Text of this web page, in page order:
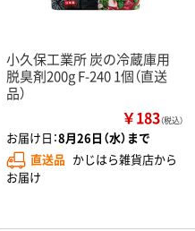
小久保工業所 炭の冷蔵庫用
脱臭剤200g F-240 1個（直送
品）
￥183（税込）
お届け日：8月26日（水）まで
直送品 かじはら雑貨店から
お届け